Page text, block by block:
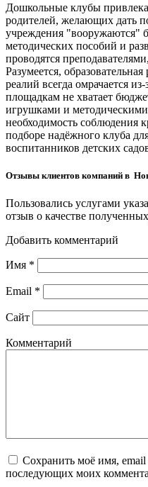
Дошкольные клубы
родителей, желающих дать
учреждения "вооружаются"
методических пособий и
проводятся
Разумеется,
реалий всегда омрачается
площадкам не хватает
игрушками и
необходимость соблюдения
подборе надёжного клуба
воспитанников детских
Отзывы клиентов компаний в
Пользовались услугами
отзыв о качестве
Добавить комментарий
Имя *
Email *
Сайт
Комментарий
Сохранить моё имя, email
последующих моих